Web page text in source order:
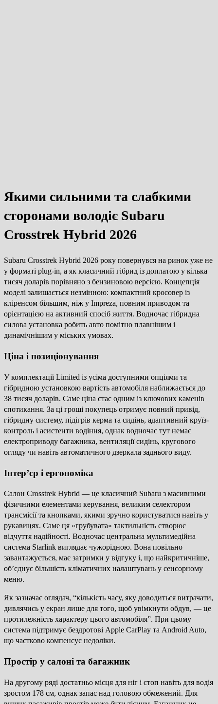
Якими сильними та слабкими
сторонами володіє Subaru
Crosstrek Hybrid 2026
Subaru Crosstrek Hybrid 2026 року повернувся на ринок уже не
у форматі plug-in, а як класичний гібрид із доплатою у кілька
тисяч доларів порівняно з бензиновою версією. Концепція
моделі залишається незмінною: компактний кросовер із
кліренсом більшим, ніж у Impreza, повним приводом та
орієнтацією на активний спосіб життя. Водночас гібридна
силова установка робить авто помітно плавнішим і
динамічнішим у міських умовах.
Ціна і позиціонування
У комплектації Limited із усіма доступними опціями та
гібридною установкою вартість автомобіля наближається до
38 тисяч доларів. Саме ціна стає одним із ключових каменів
спотикання. За ці гроші покупець отримує повний привід,
гібридну систему, підігрів керма та сидінь, адаптивний круїз-
контроль і асистенти водіння, однак водночас тут немає
електроприводу багажника, вентиляції сидінь, кругового
огляду чи навіть автоматичного дзеркала заднього виду.
Інтер’єр і ергономіка
Салон Crosstrek Hybrid — це класичний Subaru з масивними
фізичними елементами керування, великим селектором
трансмісії та кнопками, якими зручно користуватися навіть у
рукавицях. Саме ця «грубувата» тактильність створює
відчуття надійності. Водночас центральна мультимедійна
система Starlink виглядає чужорідною. Вона повільно
завантажується, має затримки у відгуку і, що найкритичніше,
об’єднує більшість кліматичних налаштувань у сенсорному
меню.
Як зазначає оглядач, “кількість часу, яку доводиться витрачати,
дивлячись у екран лише для того, щоб увімкнути обдув, — це
протилежність характеру цього автомобіля”. При цьому
система підтримує бездротові Apple CarPlay та Android Auto,
що частково компенсує недоліки.
Простір у салоні та багажник
На другому ряді достатньо місця для ніг і стоп навіть для водія
зростом 178 см, однак запас над головою обмежений. Для